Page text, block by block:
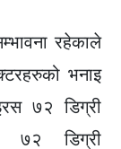
रहेकाले
भनाइ
७२ डिग्री
७२ डिग्री